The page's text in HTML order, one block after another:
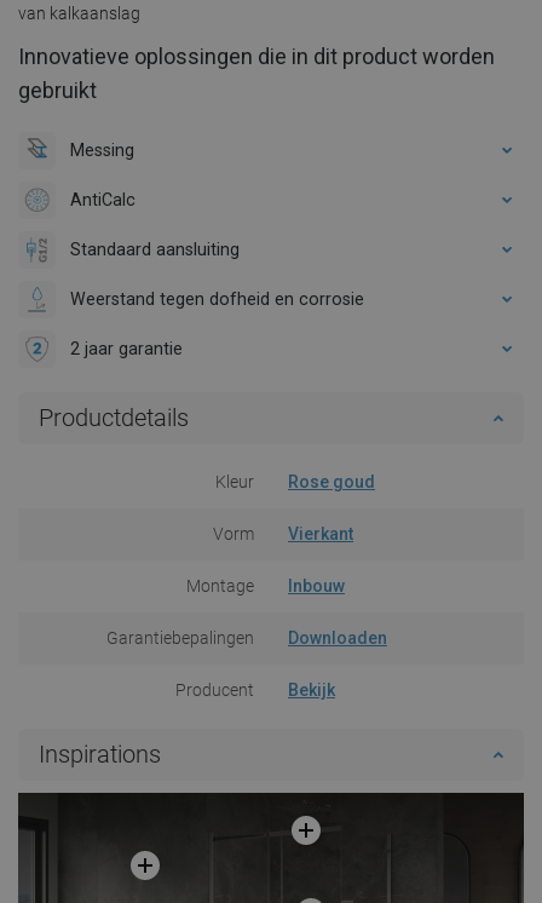
van kalkaanslag
Innovatieve oplossingen die in dit product worden
gebruikt
Messing
AntiCalc
Standaard aansluiting
Weerstand tegen dofheid en corrosie
2 jaar garantie
Productdetails
Kleur Rose goud
Vorm Vierkant
Montage Inbouw
Garantiebepalingen Downloaden
Producent Bekijk
Inspirations